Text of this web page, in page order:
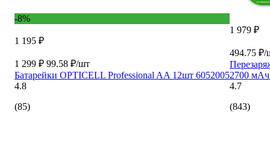
-8%
1 195 ₽
1 299 ₽ 99.58 ₽/шт
Батарейки OPTICELL Professional AA 12шт 6052005
4.8
(85)
1 979 ₽
494.75 ₽/
2700
4.7
(843)